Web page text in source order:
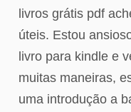
livros grátis pdf
úteis. Estou
livro para kindle e
muitas maneiras,
uma introdução a